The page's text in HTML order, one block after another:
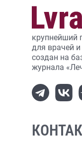
крупнейший
для врачей
создан на
журнала